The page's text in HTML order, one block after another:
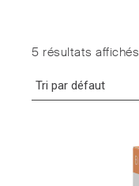
5 résultats affichés